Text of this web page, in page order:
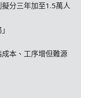
分三年加至1.5萬人
本、工序增但難源